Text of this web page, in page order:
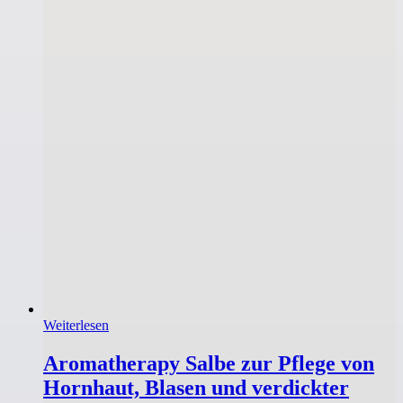
Weiterlesen
Aromatherapy Salbe zur Pflege von
Hornhaut, Blasen und verdickter